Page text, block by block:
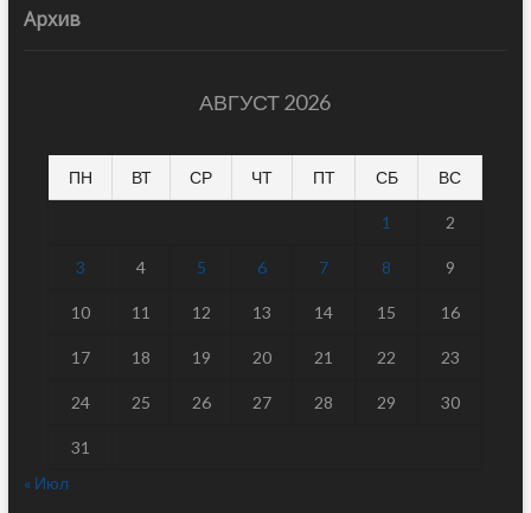
Архив
АВГУСТ 2026
ПН ВТ СР ЧТ ПТ СБ ВС
1 2
3 4 5 6 7 8 9
10 11 12 13 14 15 16
17 18 19 20 21 22 23
24 25 26 27 28 29 30
31
« Июл